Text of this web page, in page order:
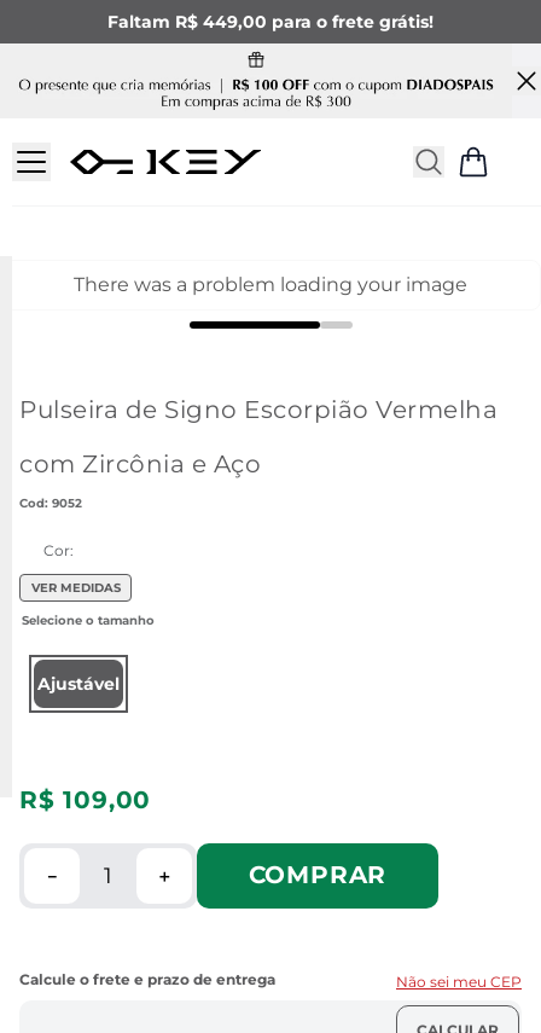
Faltam R$ 449,00 para o frete grátis!
There was a problem loading your image
Pulseira de Signo Escorpião Vermelha
com Zircônia e Aço
: 9052
Cor:
VER MEDIDAS
Ajustável
R$ 109,00
＋
－ COMPRAR
Não sei meu CEP